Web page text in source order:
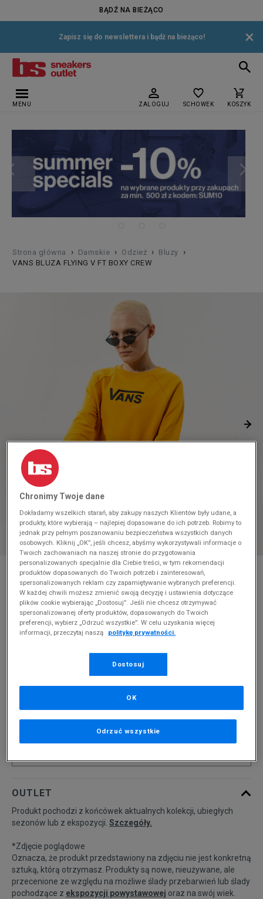
BĄDŹ NA BIEŻĄCO
Zapisz się do newslettera i bądź na bieżąco! ×
MENU ZALOGUJ SCHOWEK KOSZYK
Strona główna › Damskie › Odzież › Bluzy ›
VANS BLUZA FLYING V FT BOXY CREW
* Zdjęcie poglądowe
VANS BLUZA FLYING V FT BOXY CREW
Produkt pochodzi z końcówek aktualnych kolekcji, ubiegłych
sezonów lub z ekspozycji.Szczegóły.
cena rekomendowana przez producenta
PRODUKT NIEDOSTĘPNY
XS
Powiadom o
M
Powiadom o
dostępności
OUTLET
Produkt pochodzi z końcówek aktualnych kolekcji, ubiegłych
sezonów lub z ekspozycji. Szczegóły.
*Zdjęcie poglądowe
Oznacza, że produkt przedstawiony na zdjęciu nie jest konkretną
sztuką, którą otrzymasz. Produkty są nowe, nieużywane, ale
przecenione ze względu na możliwe ślady przebarwień lub ślady
pochodzące z ekspozycji powystawowej oraz na swój wiek.
Chronimy Twoje dane
Dokładamy wszelkich starań, aby zakupy naszych Klientów były udane, a
produkty, które wybierają – najlepiej dopasowane do ich potrzeb. Robimy to
jednak przy pełnym poszanowaniu bezpieczeństwa wszystkich danych
osobowych. Kliknij „OK”, jeśli chcesz, abyśmy wykorzystywali informacje o
Twoich zachowaniach na naszej stronie do przygotowania
personalizowanych specjalnie dla Ciebie treści, w tym rekomendacji
produktów dopasowanych do Twoich potrzeb i zainteresowań,
spersonalizowanych reklam czy zapamiętywanie wybranych preferencji.
W każdej chwili możesz zmienić swoją decyzję i ustawienia dotyczące
plików cookie wybierając „Dostosuj”. Jeśli nie chcesz otrzymywać
spersonalizowanej oferty produktów, dopasowanych do Twoich
preferencji, wybierz „Odrzuć wszystkie”. W celu uzyskania więcej
informacji, przeczytaj naszą
politykę prywatności.
Dostosuj
Odrzuć wszystkie
OK